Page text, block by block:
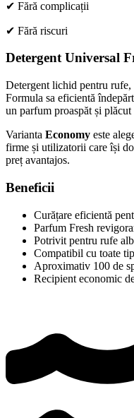
✔ Fără complicații
✔ Fără riscuri
Detergent Universal
Detergent lichid pentru
Formula sa eficientă
un parfum proaspăt și plăcut
Varianta Economy este
firme și utilizatorii care își
preț avantajos.
Beneficii
Curățare eficientă
Parfum Fresh
Potrivit pentru rufe
Compatibil cu toate
Aproximativ 100 de
Recipient economic